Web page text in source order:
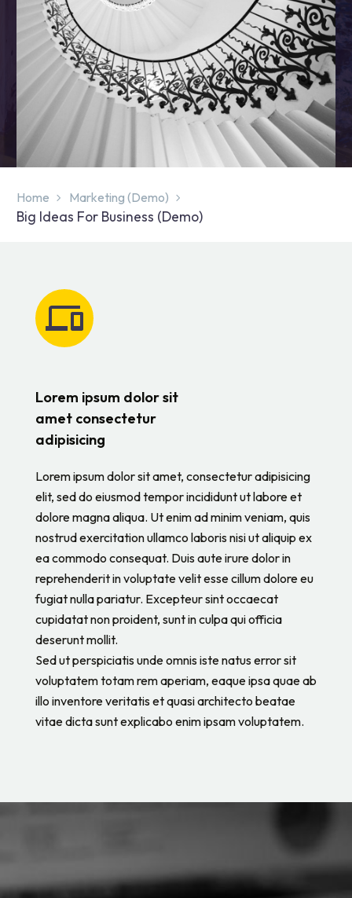
Home Marketing (Demo)
Big Ideas For Business (Demo)
Lorem ipsum dolor sit
amet consectetur
adipisicing
Lorem ipsum dolor sit amet, consectetur adipisicing
elit, sed do eiusmod tempor incididunt ut labore et
dolore magna aliqua. Ut enim ad minim veniam, quis
nostrud exercitation ullamco laboris nisi ut aliquip ex
ea commodo consequat. Duis aute irure dolor in
reprehenderit in voluptate velit esse cillum dolore eu
fugiat nulla pariatur. Excepteur sint occaecat
cupidatat non proident, sunt in culpa qui officia
deserunt mollit.
Sed ut perspiciatis unde omnis iste natus error sit
voluptatem totam rem aperiam, eaque ipsa quae ab
illo inventore veritatis et quasi architecto beatae
vitae dicta sunt explicabo enim ipsam voluptatem.